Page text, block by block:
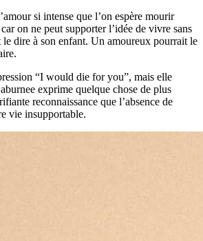
si intense que l’on espère mourir
on ne peut supporter l’idée de vivre sans
dire à son enfant. Un amoureux pourrait le
“I would die for you”, mais elle
exprime quelque chose de plus
reconnaissance que l’absence de
vie insupportable.